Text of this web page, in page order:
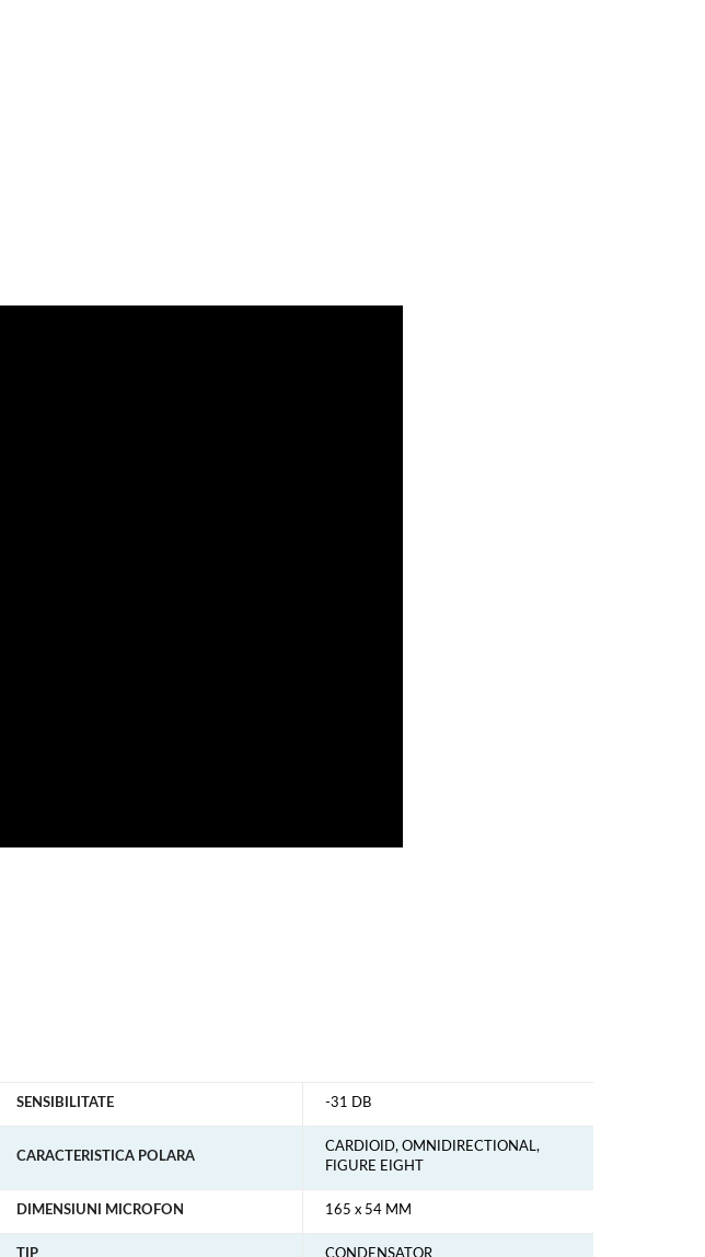
SENSIBILITATE -31 DB
CARACTERISTICA POLARA
CARDIOID, OMNIDIRECTIONAL,
FIGURE EIGHT
DIMENSIUNI MICROFON 165 x 54 MM